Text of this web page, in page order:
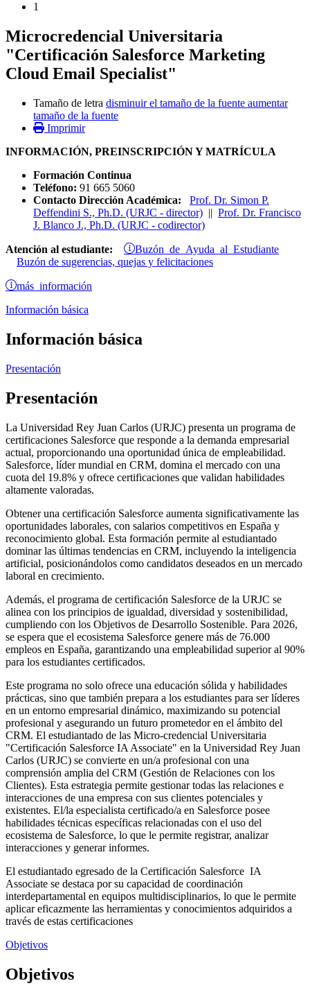
1
Microcredencial Universitaria
"Certificación Salesforce Marketing
Cloud Email Specialist"
Tamaño de letra disminuir el tamaño de la fuente aumentar
tamaño de la fuente
Imprimir
INFORMACIÓN, PREINSCRIPCIÓN Y MATRÍCULA
Formación Continua
Teléfono: 91 665 5060
Contacto Dirección Académica: Prof. Dr. Simon P.
Deffendini S., Ph.D. (URJC - director) || Prof. Dr. Francisco
J. Blanco J., Ph.D. (URJC - codirector)
Atención al estudiante: Buzón de Ayuda al Estudiante
Buzón de sugerencias, quejas y felicitaciones
más información
Información básica
Información básica
Presentación
Presentación
La Universidad Rey Juan Carlos (URJC) presenta un programa de
certificaciones Salesforce que responde a la demanda empresarial
actual, proporcionando una oportunidad única de empleabilidad.
Salesforce, líder mundial en CRM, domina el mercado con una
cuota del 19.8% y ofrece certificaciones que validan habilidades
altamente valoradas.
Obtener una certificación Salesforce aumenta significativamente las
oportunidades laborales, con salarios competitivos en España y
reconocimiento global. Esta formación permite al estudiantado
dominar las últimas tendencias en CRM, incluyendo la inteligencia
artificial, posicionándolos como candidatos deseados en un mercado
laboral en crecimiento.
Además, el programa de certificación Salesforce de la URJC se
alinea con los principios de igualdad, diversidad y sostenibilidad,
cumpliendo con los Objetivos de Desarrollo Sostenible. Para 2026,
se espera que el ecosistema Salesforce genere más de 76.000
empleos en España, garantizando una empleabilidad superior al 90%
para los estudiantes certificados.
Este programa no solo ofrece una educación sólida y habilidades
prácticas, sino que también prepara a los estudiantes para ser líderes
en un entorno empresarial dinámico, maximizando su potencial
profesional y asegurando un futuro prometedor en el ámbito del
CRM. El estudiantado de las Micro-credencial Universitaria
"Certificación Salesforce IA Associate" en la Universidad Rey Juan
Carlos (URJC) se convierte en un/a profesional con una
comprensión amplia del CRM (Gestión de Relaciones con los
Clientes). Esta estrategia permite gestionar todas las relaciones e
interacciones de una empresa con sus clientes potenciales y
existentes. El/la especialista certificado/a en Salesforce posee
habilidades técnicas específicas relacionadas con el uso del
ecosistema de Salesforce, lo que le permite registrar, analizar
interacciones y generar informes.
El estudiantado egresado de la Certificación Salesforce IA
Associate se destaca por su capacidad de coordinación
interdepartamental en equipos multidisciplinarios, lo que le permite
aplicar eficazmente las herramientas y conocimientos adquiridos a
través de estas certificaciones
Objetivos
Objetivos